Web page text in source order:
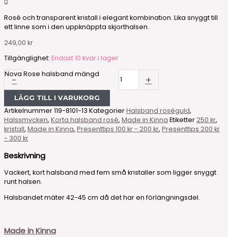
Rosé och transparent kristall i elegant kombination. Lika snyggt till
ett linne som i den uppknäppta skjorthalsen.
249,00 kr
Tillgänglighet: Endast 10 kvar i lager
-
Nova Rose halsband mängd +
LÄGG TILL I VARUKORG
Artikelnummer119-8101-13 KategorierHalsband roséguld,
Halssmycken, Korta halsband rosé, Made in Kinna Etiketter250 kr,
kristall, Made in Kinna, Presenttips 100 kr - 200 kr, Presenttips 200 kr
- 300 kr
Beskrivning
Vackert, kort halsband med fem små kristaller som ligger snyggt
runt halsen.
Halsbandet mäter 42-45 cm då det har en förlängningsdel.
Made in Kinna